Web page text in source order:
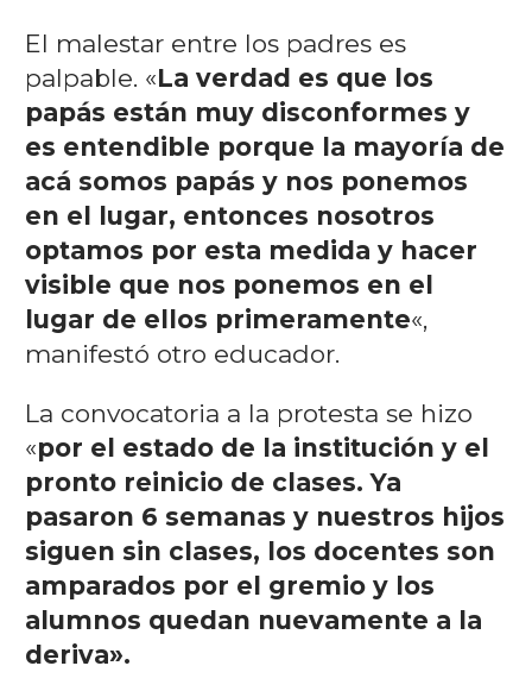
El malestar entre los padres es
palpable. «La verdad es que los
papás están muy disconformes y
es entendible porque la mayoría de
acá somos papás y nos ponemos
en el lugar, entonces nosotros
optamos por esta medida y hacer
visible que nos ponemos en el
lugar de ellos primeramente«,
manifestó otro educador.
La convocatoria a la protesta se hizo
«por el estado de la institución y el
pronto reinicio de clases. Ya
pasaron 6 semanas y nuestros hijos
siguen sin clases, los docentes son
amparados por el gremio y los
alumnos quedan nuevamente a la
deriva».